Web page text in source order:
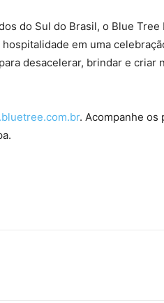
do Sul do Brasil, o Blue Tree
em uma
desacelerar, brindar e criar
. Acompanhe os